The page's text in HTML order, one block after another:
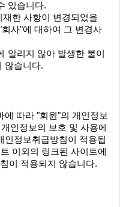
있습니다.
한 사항이 변경되었을
사"에 대하여 그 변경사
알리지 않아 발생한 불이
않습니다.
에 따라 "회원"의 개인정보
인정보의 보호 및 사용에
인정보취급방침이 적용됩
이외의 링크된 사이트에
이 적용되지 않습니다.